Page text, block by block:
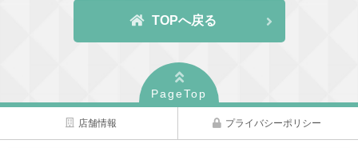
TOPへ戻る
PageTop
店舗情報 プライバシーポリシー